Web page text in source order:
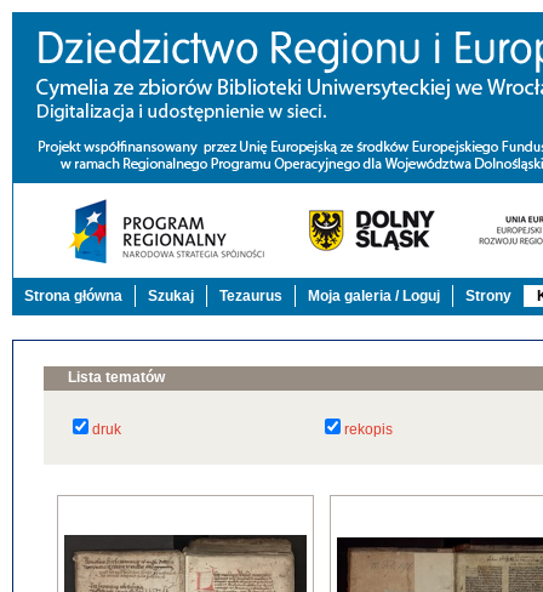
Strona główna Szukaj Tezaurus Moja galeria / Loguj Strony
Lista tematów
druk rekopis